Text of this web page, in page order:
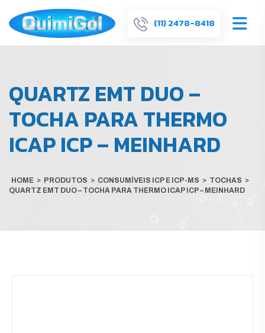
(11) 2478-8418
QUARTZ EMT DUO –
TOCHA PARA THERMO
ICAP ICP – MEINHARD
HOME > PRODUTOS > CONSUMÍVEIS ICP E ICP-MS > TOCHAS >
QUARTZ EMT DUO – TOCHA PARA THERMO ICAP ICP – MEINHARD